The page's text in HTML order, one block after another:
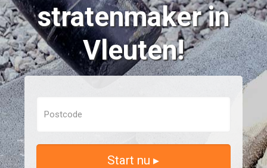
stratenmaker in
Vleuten!
Start nu ▸